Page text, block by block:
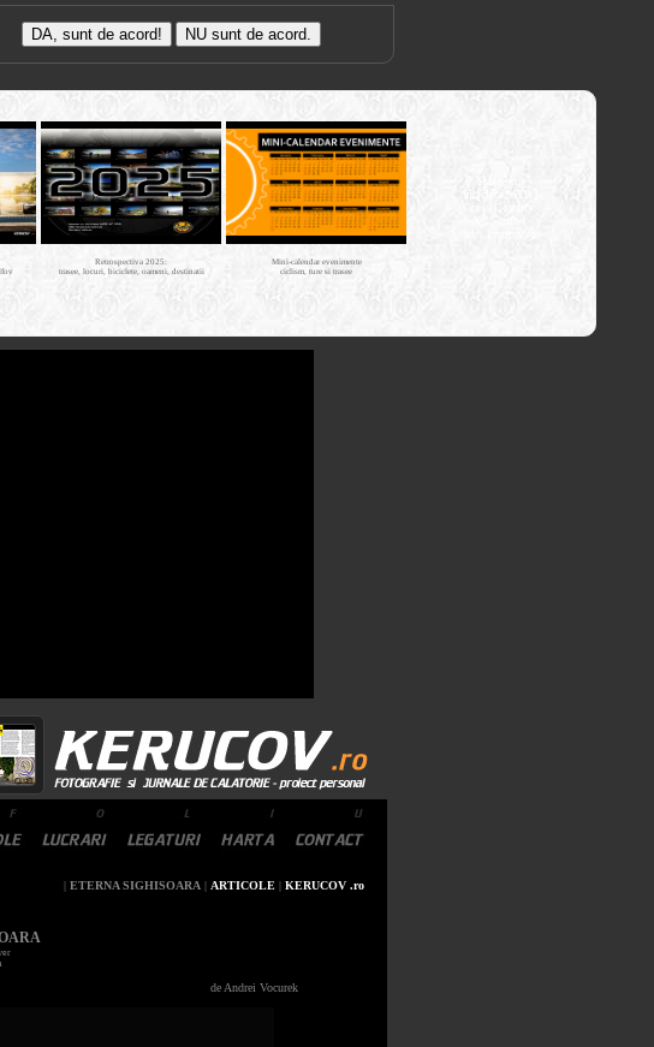
Retrospectiva 2025:
trasee, locuri, biciclete, oameni, destinatii
Mini-calendar evenimente
ciclism, ture si trasee
bicicleta MTB
| ETERNA SIGHISOARA | ARTICOLE | KERUCOV .ro
de Andrei Vocurek